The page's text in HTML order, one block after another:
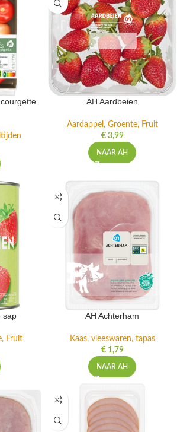
AH Aardbeien
Aardappel, Groente, Fruit
€3,99
NAAR AH
sap
Fruit
AH Achterham
Kaas, vleeswaren, tapas
€1,79
NAAR AH